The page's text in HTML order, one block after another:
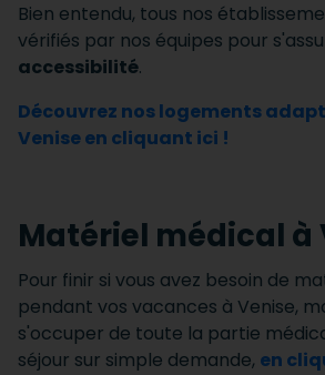
Bien entendu, tous nos
vérifiés par nos équipes pour
accessibilité.
Découvrez nos logements
Venise en cliquant ici !
Matériel médical à
Pour finir si vous avez besoin de
pendant vos vacances à Venise,
s'occuper de toute la partie
séjour sur simple demande, en